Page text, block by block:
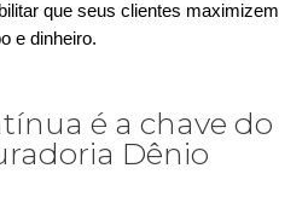
que seus clientes maximizem
e dinheiro.
é a chave do
Dênio